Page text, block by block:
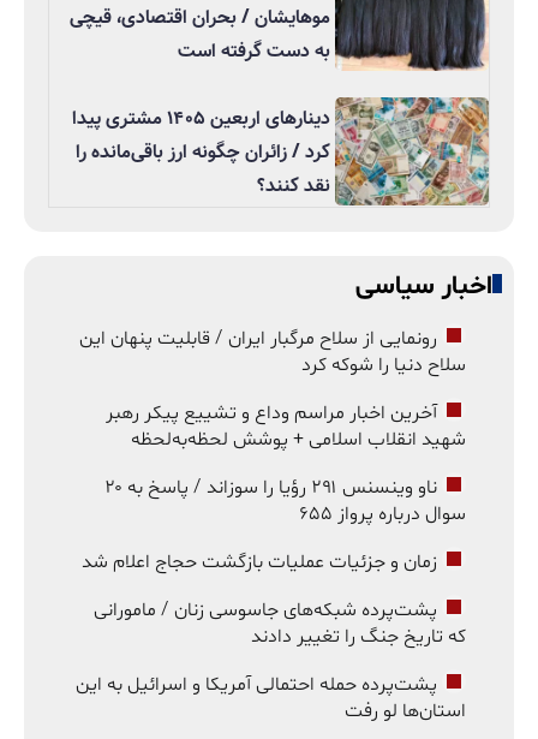
موهایشان / بحران اقتصادی، قیچی
به دست گرفته است
دینارهای اربعین ۱۴۰۵ مشتری پیدا
کرد / زائران چگونه ارز باقی‌مانده را
نقد کنند؟
اخبار سیاسی
رونمایی از سلاح مرگبار ایران / قابلیت پنهان این
سلاح دنیا را شوکه کرد
آخرین اخبار مراسم وداع و تشییع پیکر رهبر
شهید انقلاب اسلامی + پوشش لحظه‌به‌لحظه
ناو وینسنس ۲۹۱ رؤیا را سوزاند / پاسخ به ۲۰
سوال درباره پرواز ۶۵۵
زمان و جزئیات عملیات بازگشت حجاج اعلام شد
پشت‌پرده شبکه‌های جاسوسی زنان / مامورانی
که تاریخ جنگ را تغییر دادند
پشت‌پرده حمله احتمالی آمریکا و اسرائیل به این
استان‌ها لو رفت